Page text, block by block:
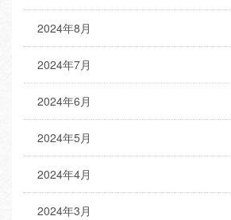
2024年8月
2024年7月
2024年6月
2024年5月
2024年4月
2024年3月